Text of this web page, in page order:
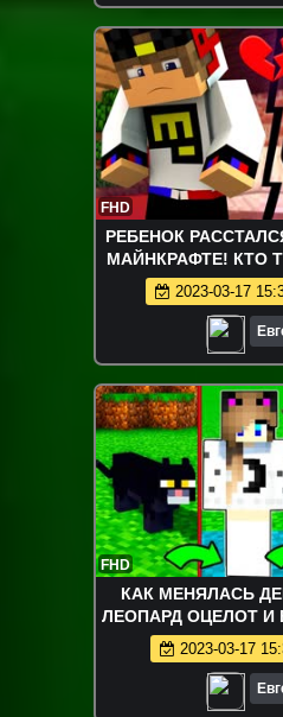
FHD
РЕБЕНОК
МАЙНКРАФТЕ! КТО
MINECRAFT! ДЕТИ
2023-03-17
FHD
КАК МЕНЯЛАСЬ
ЛЕОПАРД ОЦЕЛОТ И
ЦИКЛ В МАЙНКРАФТ
ТЯН
2023-03-17